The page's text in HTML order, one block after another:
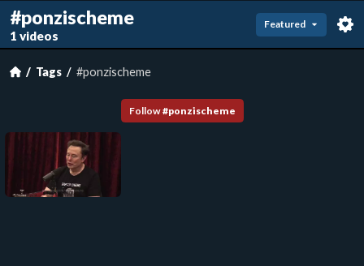
#ponzischeme
1 videos
Featured
Tags #ponzischeme
Follow #ponzischeme